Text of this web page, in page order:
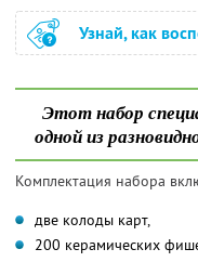
Узнай, как
Этот набор
одной из
Комплектация набора
две колоды карт,
200 керамических